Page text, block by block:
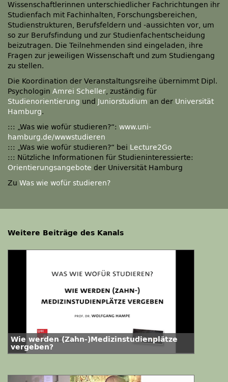
Wissenschaftlerinnen unterschiedlicher Fachrichtungen ihr
Studienfach mit Fachinhalten, Forschungsbereichen,
Studienstrukturen, Berufsfeldern und -aussichten vor, um
so zur Berufsfindung und zur Studienfachentscheidung
beizutragen. Die Teilnehmenden sind eingeladen, ihre
Fragen zur jeweiligen Wissenschaft und zum Studiengang
zu stellen.
Die Koordination der Veranstaltungsreihe übernimmt Dipl.
Psychologin Amrei Scheller, zuständig für
Studienorientierung und Juniorstudium an der Universität
Hamburg.
::: „Was wie wofür studieren?“: www.uni-
hamburg.de/wwwstudieren
::: „Was wie wofür studieren?“ bei Lecture2Go
::: Nützliche Informationen für Studieninteressierte:
Orientierungsangebote der Universität Hamburg
Zu Was wie wofür studieren?
Weitere Beiträge des Kanals
Wie werden (Zahn-)Medizinstudienplätze
vergeben?